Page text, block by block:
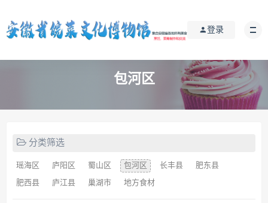
登录
包河区
分类筛选
瑶海区 庐阳区 蜀山区 包河区 长丰县 肥东县
肥西县 庐江县 巢湖市 地方食材